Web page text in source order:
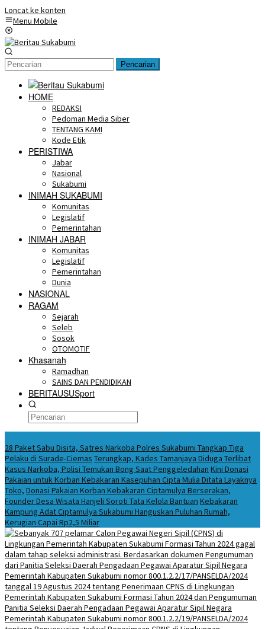
Loncat ke konten
Menu Mobile
Pencarian
HOME
REDAKSI
Pedoman Media Siber
TENTANG KAMI
Kode Etik
PERISTIWA
Jabar
Nasional
Sukabumi
INIMAH SUKABUMI
Komunitas
Legislatif
Pemerintahan
INIMAH JABAR
Komunitas
Legislatif
Pemerintahan
Dunia
NASIONAL
RAGAM
Sejarah
Seleb
Sosok
OTOMOTIF
Khasanah
Ramadhan
SAINS DAN PENDIDIKAN
BERITAUSUSport
28 Paket Sabu Disita, Satres Narkoba Polres Sukabumi Tangkap Tiga
Pelaku di Surade-Ciemas Terungkap, Kades Tamanjaya Diduga Terlibat
Kasus Narkoba, Polisi Temukan Bong Saat Penggeledahan Kini Donasi
Pakaian untuk Korban Kebakaran Kasepuhan Cipta Mulia Ditata Layaknya
Toko, Donasi Pakaian Korban Kebakaran Ciptamulya Berserakan,
Founder Desa Wisata Hanjeli Soroti Tata Kelola Bantuan Kebakaran
Kampung Adat Ciptamulya Sukabumi Hanguskan Puluhan Rumah,
Kerugian Capai Rp2,5 Miliar